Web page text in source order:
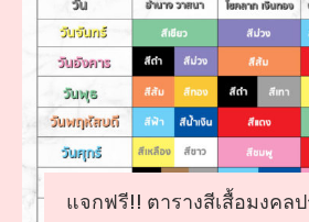
แจกฟรี!! ตารางสีเสื้อมงคล